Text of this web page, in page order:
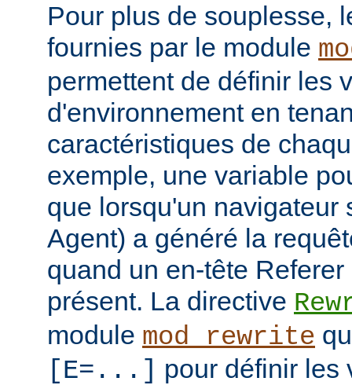
Pour plus de souplesse,
fournies par le module
permettent de définir les
d'environnement en
caractéristiques de
exemple, une variable
que lorsqu'un navigateur
Agent) a généré la
quand un en-tête
présent. La directive
module mod_rewrite
[E=...] pour définir les